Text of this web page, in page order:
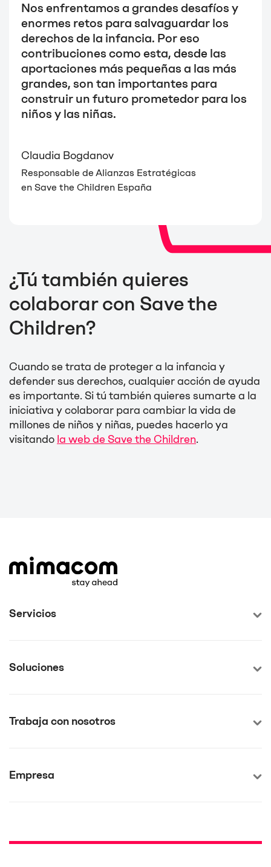
Nos enfrentamos a grandes desafíos y
enormes retos para salvaguardar los
derechos de la infancia. Por eso
contribuciones como esta, desde las
aportaciones más pequeñas a las más
grandes, son tan importantes para
construir un futuro prometedor para los
niños y las niñas.
Claudia Bogdanov
Responsable de Alianzas Estratégicas
en Save the Children España
¿Tú también quieres
colaborar con Save the
Children?
Cuando se trata de proteger a la infancia y
defender sus derechos, cualquier acción de ayuda
es importante. Si tú también quieres sumarte a la
iniciativa y colaborar para cambiar la vida de
millones de niños y niñas, puedes hacerlo ya
visitando la web de Save the Children.
Servicios
Soluciones
Trabaja con nosotros
Empresa